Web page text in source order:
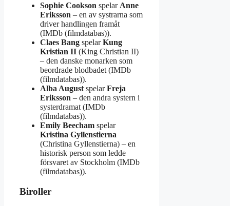
Sophie Cookson spelarAnne
Eriksson – en av systrarna som
driver handlingen framåt
(IMDb (filmdatabas)).
Claes Bang spelarKung
Kristian II (King Christian II)
– den danske monarken som
beordrade blodbadet (IMDb
(filmdatabas)).
Alba AugustspelarFreja
Eriksson – den andra systern i
systerdramat (IMDb
(filmdatabas)).
Emily Beecham spelar
Kristina Gyllenstierna
(Christina Gyllenstierna) – en
historisk person som ledde
försvaret av Stockholm (IMDb
(filmdatabas)).
Biroller